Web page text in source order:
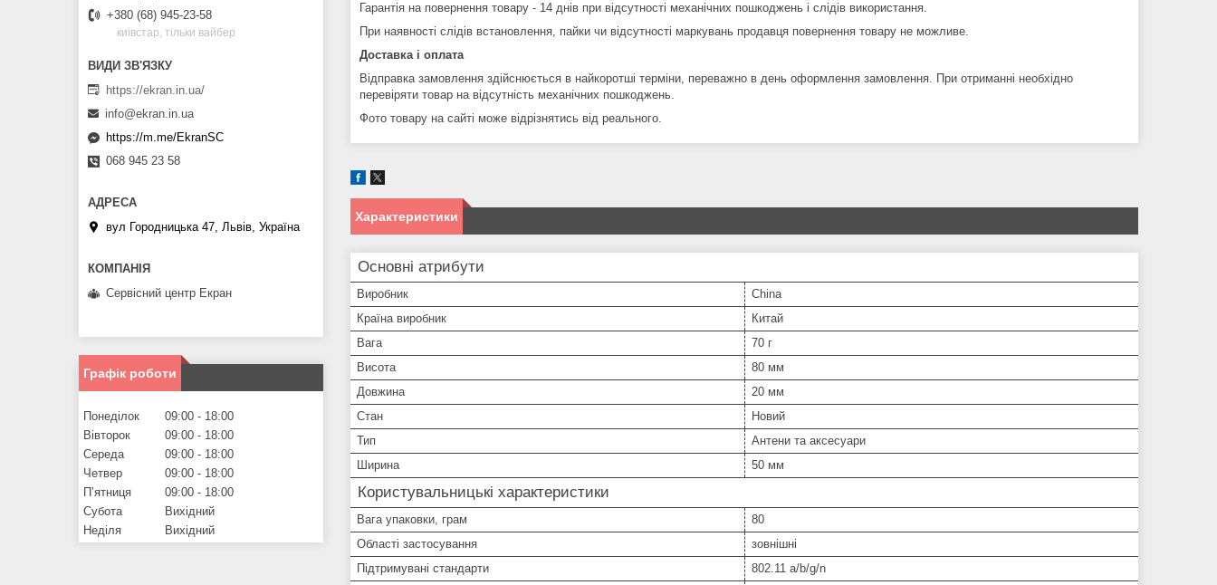
Гарантія на повернення товару - 14 днів при відсутності механічних пошкоджень і слідів використання.
При наявності слідів встановлення, пайки чи відсутності маркувань продавця повернення товару не можливе.
Доставка і оплата
Відправка замовлення здійснюється в найкоротші терміни, переважно в день оформлення замовлення. При отриманні необхідно
перевіряти товар на відсутність механічних пошкоджень.
Фото товару на сайті може відрізнятись від реального.
Характеристики
Основні атрибути
Виробник
China
Країна виробник
Китай
Вага
70 г
Висота
80 мм
Довжина
20 мм
Стан
Новий
Тип
Антени та аксесуари
Ширина
50 мм
Користувальницькі характеристики
Вага упаковки, грам
80
Області застосування
зовнішні
Підтримувані стандарти
802.11 a/b/g/n
+380 (68) 945-23-58
київстар, тільки вайбер
https://ekran.in.ua/
info@ekran.in.ua
https://m.me/EkranSC
068 945 23 58
вул Городницька 47, Львів, Україна
Сервісний центр Екран
Графік роботи
Понеділок 09:00
18:00
Вівторок
09:00
18:00
Середа
09:00
18:00
Четвер
09:00
18:00
Пʼятниця
09:00
18:00
Субота
Вихідний
Неділя
Вихідний